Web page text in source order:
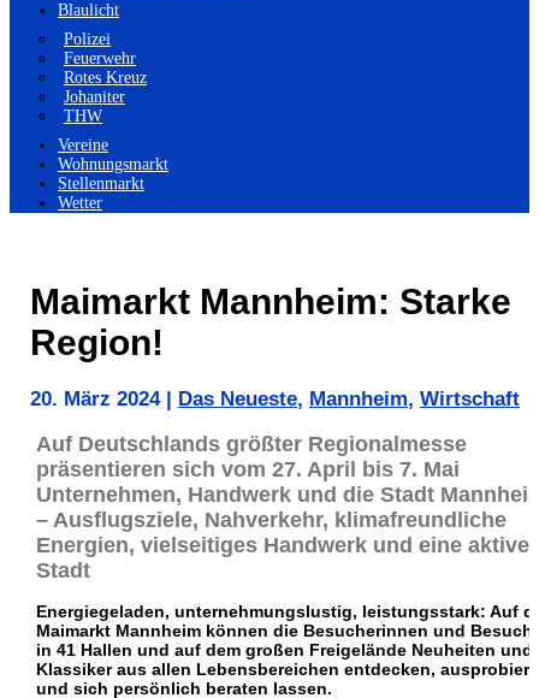
Blaulicht
Polizei
Feuerwehr
Rotes Kreuz
Johaniter
THW
Vereine
Wohnungsmarkt
Stellenmarkt
Wetter
Maimarkt Mannheim: Starke
Region!
20. März 2024| Das Neueste, Mannheim, Wirtschaft
Auf Deutschlands größter Regionalmesse
präsentieren sich vom 27. April bis 7. Mai
Unternehmen, Handwerk und die Stadt
– Ausflugsziele, Nahverkehr, klimafreundliche
Energien, vielseitiges Handwerk und eine aktive
Stadt
Energiegeladen, unternehmungslustig, leistungsstark: Auf
Maimarkt Mannheim können die Besucherinnen und
in 41 Hallen und auf dem großen Freigelände Neuheiten und
Klassiker aus allen Lebensbereichen entdecken,
und sich persönlich beraten lassen.